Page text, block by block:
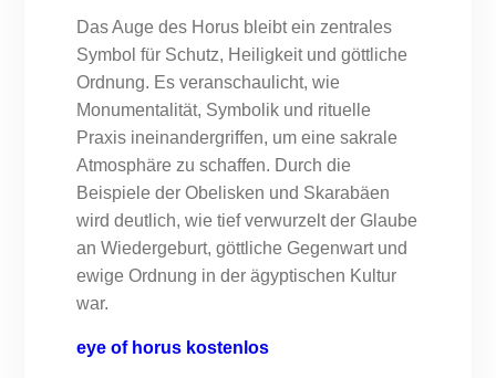
Das Auge des Horus bleibt ein zentrales
Symbol für Schutz, Heiligkeit und göttliche
Ordnung. Es veranschaulicht, wie
Monumentalität, Symbolik und rituelle
Praxis ineinandergriffen, um eine sakrale
Atmosphäre zu schaffen. Durch die
Beispiele der Obelisken und Skarabäen
wird deutlich, wie tief verwurzelt der Glaube
an Wiedergeburt, göttliche Gegenwart und
ewige Ordnung in der ägyptischen Kultur
war.
eye of horus kostenlos